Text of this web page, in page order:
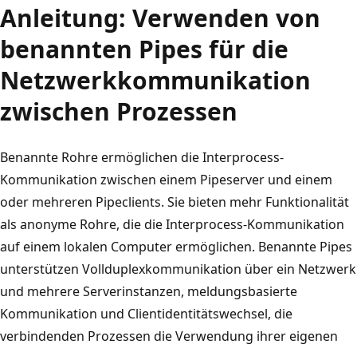
Anleitung: Verwenden von
benannten Pipes für die
Netzwerkkommunikation
zwischen Prozessen
Benannte Rohre ermöglichen die Interprocess-
Kommunikation zwischen einem Pipeserver und einem
oder mehreren Pipeclients. Sie bieten mehr Funktionalität
als anonyme Rohre, die die Interprocess-Kommunikation
auf einem lokalen Computer ermöglichen. Benannte Pipes
unterstützen Vollduplexkommunikation über ein Netzwerk
und mehrere Serverinstanzen, meldungsbasierte
Kommunikation und Clientidentitätswechsel, die
verbindenden Prozessen die Verwendung ihrer eigenen